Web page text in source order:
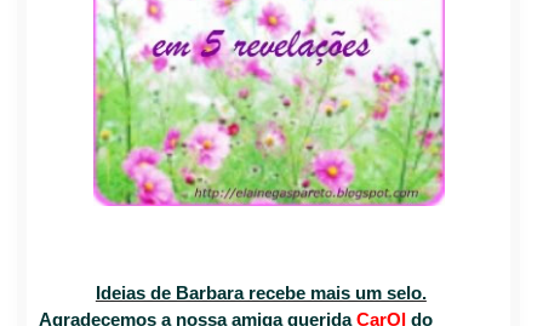
Ideias de Barbara recebe mais um selo.
Agradecemos a nossa amiga queridaCarOl do